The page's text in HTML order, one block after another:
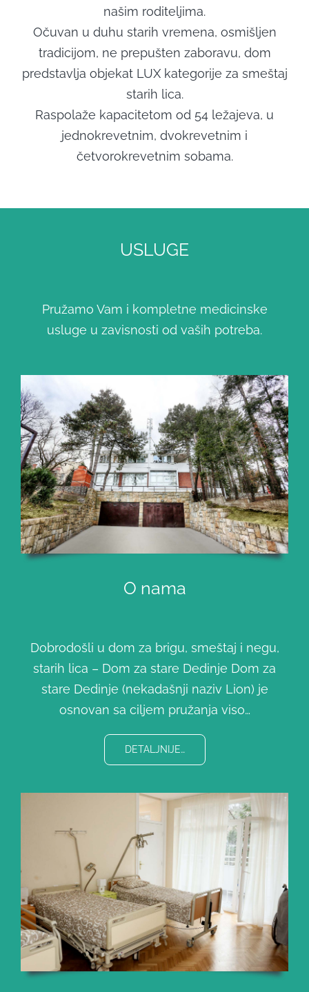
našim roditeljima.
Očuvan u duhu starih vremena, osmišljen
tradicijom, ne prepušten zaboravu, dom
predstavlja objekat LUX kategorije za smeštaj
starih lica.
Raspolaže kapacitetom od 54 ležajeva, u
jednokrevetnim, dvokrevetnim i
četvorokrevetnim sobama.
USLUGE
Pružamo Vam i kompletne medicinske
usluge u zavisnosti od vaših potreba.
O nama
Dobrodošli u dom za brigu, smeštaj i negu,
starih lica – Dom za stare Dedinje Dom za
stare Dedinje (nekadašnji naziv Lion) je
osnovan sa ciljem pružanja viso…
DETALJNIJE…